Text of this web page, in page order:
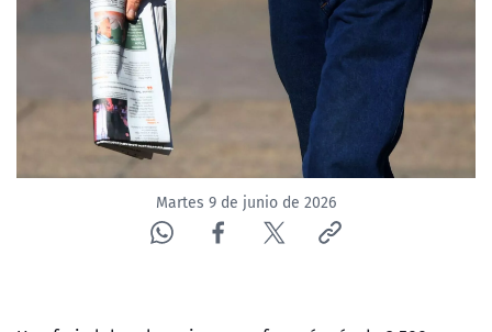
ACTUALIDAD Y TENDENCIAS
CORPORATIVO Y TRANSPARENCIA
CANAL DE DENUNCIAS
ÁREA DE PROYECTOS
Martes 9 de junio de 2026